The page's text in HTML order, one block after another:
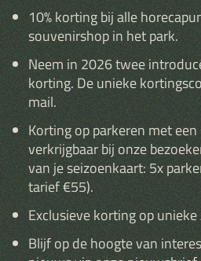
10% korting bij alle
souvenirshop in het park.
Neem in 2026 twee
korting. De unieke
mail.
Korting op parkeren met
verkrijgbaar bij onze
van je seizoenkaart: 5x
tarief €55).
Exclusieve korting op
Blijf op de hoogte van